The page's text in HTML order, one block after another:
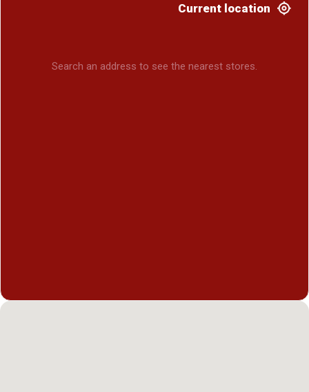
Current location
Search an address to see the nearest stores.